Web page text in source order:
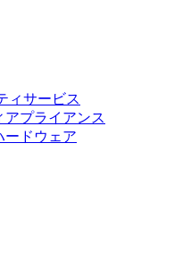
ィサービス
プライアンス
ードウェア